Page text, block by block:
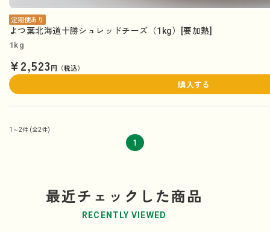
定期便あり
よつ葉北海道十勝シュレッドチーズ（1kg）[要加熱]
1kg
¥2,523円（税込）
購入する
1～2件 (全2件)
1
最近チェックした商品
RECENTLY VIEWED